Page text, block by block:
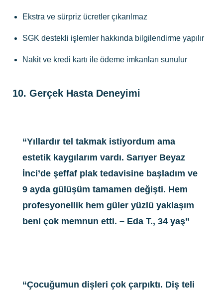
Ekstra ve sürpriz ücretler çıkarılmaz
SGK destekli işlemler hakkında bilgilendirme yapılır
Nakit ve kredi kartı ile ödeme imkanları sunulur
10. Gerçek Hasta Deneyimi
“Yıllardır tel takmak istiyordum ama
estetik kaygılarım vardı. Sarıyer Beyaz
İnci’de şeffaf plak tedavisine başladım ve
9 ayda gülüşüm tamamen değişti. Hem
profesyonellik hem güler yüzlü yaklaşım
beni çok memnun etti. – Eda T., 34 yaş”
“Çocuğumun dişleri çok çarpıktı. Diş teli